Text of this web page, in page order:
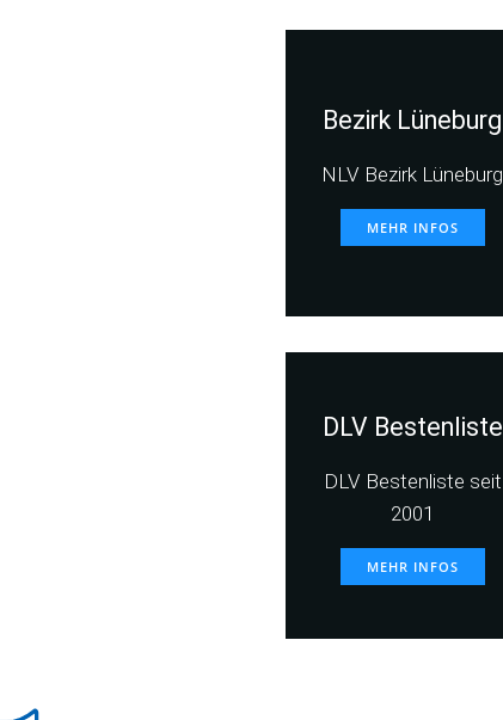
Bezirk Lüneburg
NLV Bezirk Lüneburg
MEHR INFOS
DLV Bestenliste
DLV Bestenliste seit
2001
MEHR INFOS